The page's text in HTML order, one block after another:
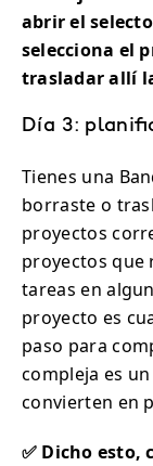
abrir el
selecciona el
trasladar allí
Día 3:
Tienes una
borraste o
proyectos
proyectos que
tareas en
proyecto es
paso para
compleja es
convierten en
✅ Dicho esto,